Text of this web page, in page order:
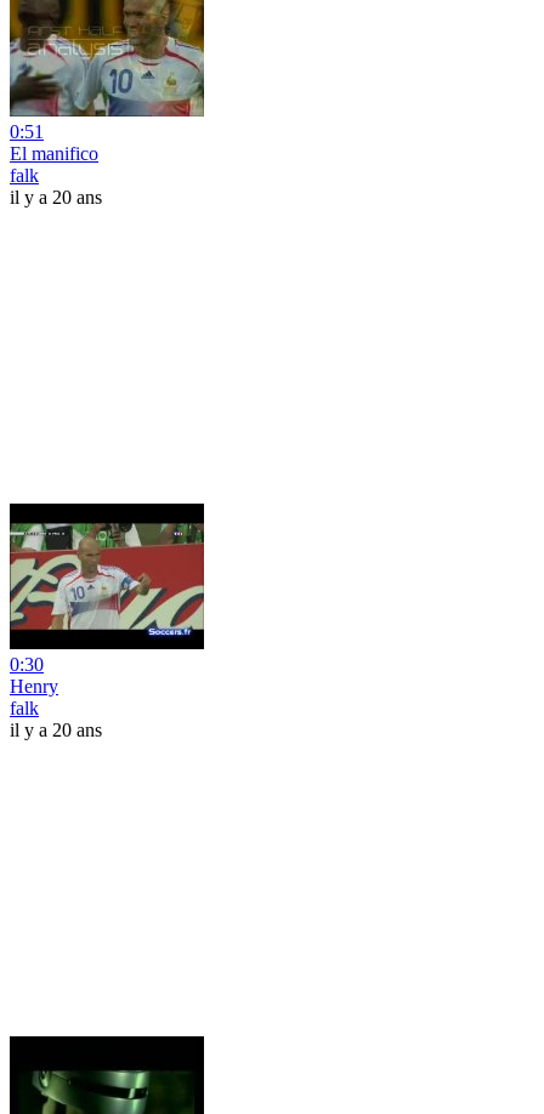
0:51
El manifico
falk
il y a 20 ans
0:30
Henry
falk
il y a 20 ans